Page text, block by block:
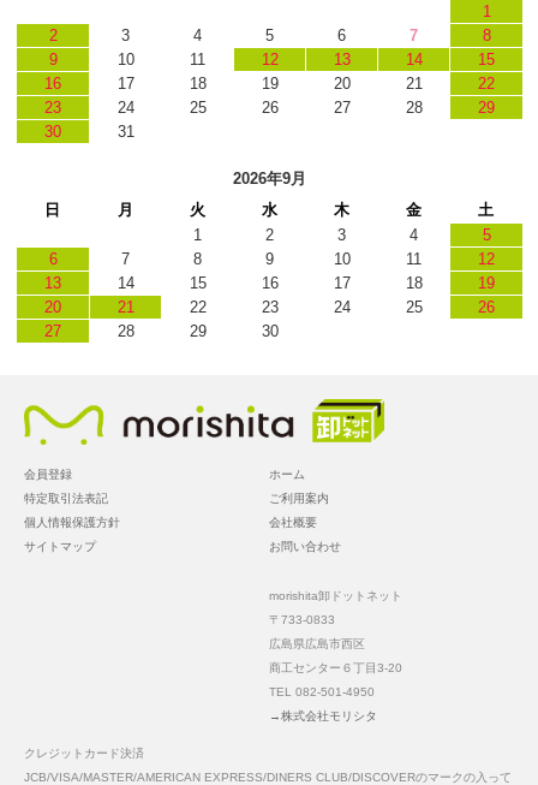
1
2
3 4 5 6 7
8
9
10 11 12 13 14
15
16
17 18 19 20 21
22
23
24 25 26 27 28
29
30
31
2026年9月
日
月 火 水 木 金
土
1
2 3 4
5
6
7 8 9 10 11
12
13
14 15 16 17 18
19
20
21 22 23 24 25
26
27
28 29 30
ホーム
ご利用案内
会社概要
お問い合わせ
会員登録
特定取引法表記
個人情報保護方針
サイトマップ
morishita卸ドットネット
〒733-0833
広島県広島市西区
商工センター６丁目3-20
TEL 082-501-4950
→株式会社モリシタ
クレジットカード決済
JCB/VISA/MASTER/AMERICAN EXPRESS/DINERS CLUB/DISCOVERのマークの入って